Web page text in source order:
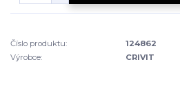
Číslo produktu:
124862
Výrobce:
CRIVIT